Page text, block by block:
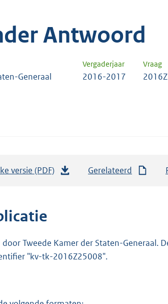
Antwoord
Vergaderjaar Vraag
Generaal 2016-2017
versie (PDF)
n
d
Gerelateerd
Tweede Kamer der Staten-Generaal.
"kv-tk-2016Z25008".